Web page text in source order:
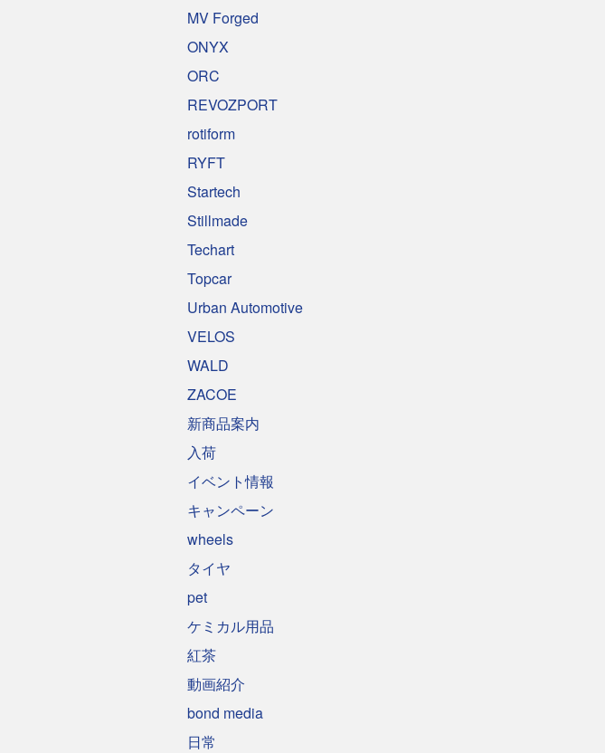
MV Forged
ONYX
ORC
REVOZPORT
rotiform
RYFT
Startech
Stillmade
Techart
Topcar
Urban Automotive
VELOS
WALD
ZACOE
新商品案内
入荷
イベント情報
キャンペーン
wheels
タイヤ
pet
ケミカル用品
紅茶
動画紹介
bond media
日常